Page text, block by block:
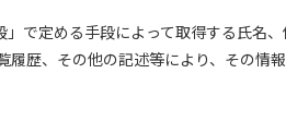
で定める手段によって取得する氏名
歴、その他の記述等により、その